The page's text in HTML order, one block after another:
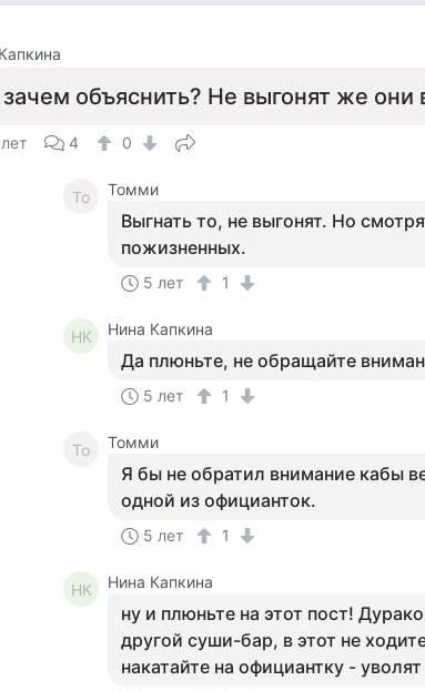
объяснить? Не выгонят же они
4 0
То Томми
Выгнать то, не выгонят. Но
пожизненных.
5 лет 1
НК Нина Капкина
Да плюньте, не обращайте
5 лет 1
То Томми
Я бы не обратил внимание кабы
одной из официанток.
5 лет 1
НК Нина Капкина
ну и плюньте на этот пост!
другой суши-бар, в этот не
накатайте на официантку -